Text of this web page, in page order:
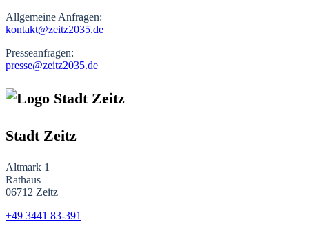
Allgemeine Anfragen:
kontakt@zeitz2035.de
Presseanfragen:
presse@zeitz2035.de
Stadt Zeitz
Altmark 1
Rathaus
06712 Zeitz
+49 3441 83-391